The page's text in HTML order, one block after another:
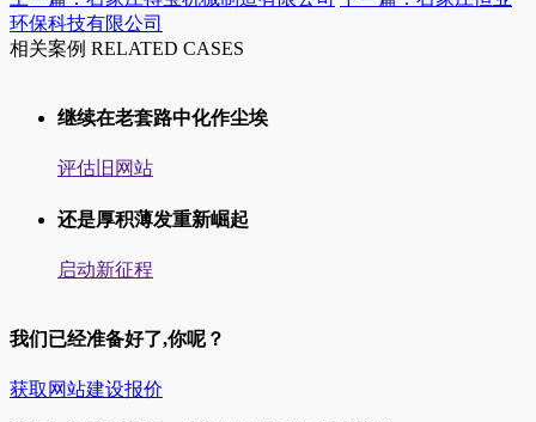
环保科技有限公司
相关案例 RELATED CASES
继续在老套路中化作尘埃
评估旧网站
还是厚积薄发重新崛起
启动新征程
我们已经准备好了,你呢？
获取网站建设报价